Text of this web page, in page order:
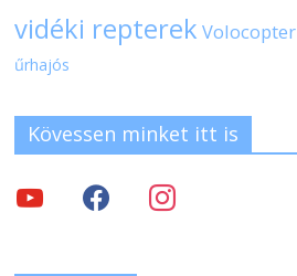
vidéki repterek Volocopter
űrhajós
Kövessen minket itt is